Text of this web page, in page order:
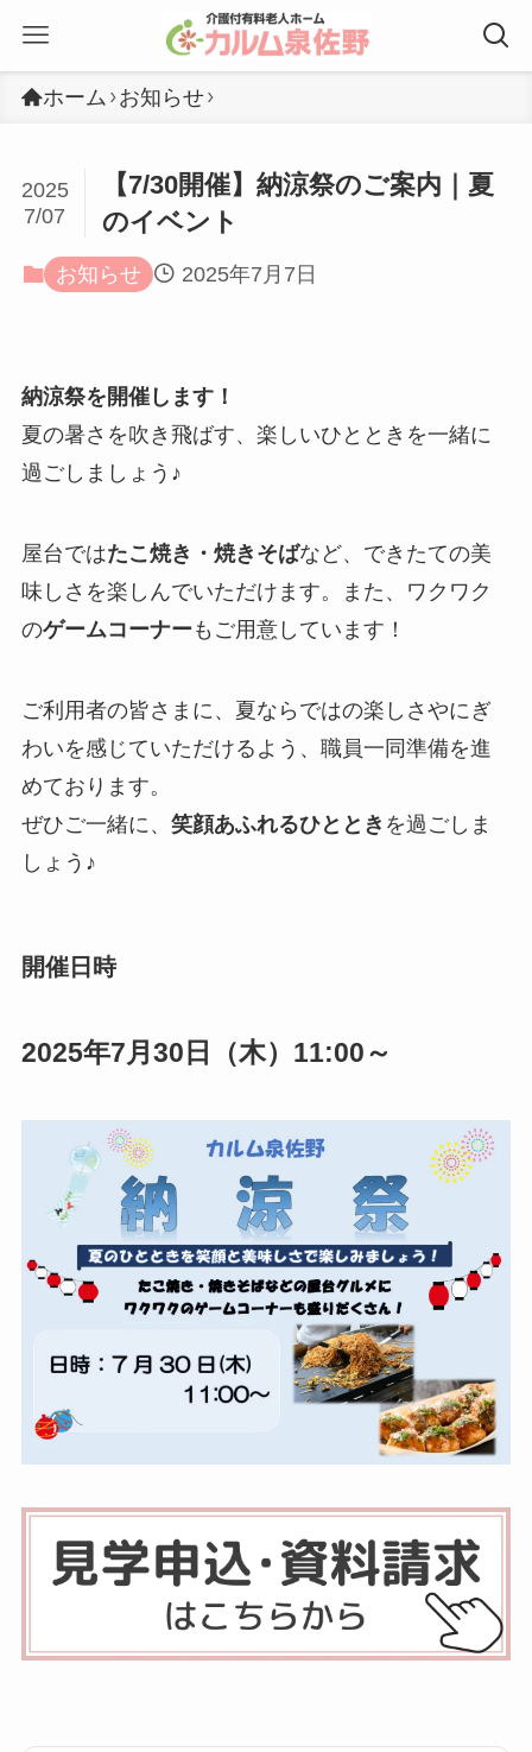
ホーム お知らせ
【7/30開催】納涼祭のご案内｜夏
のイベント
2025
7/07
お知らせ 2025年7月7日
納涼祭を開催します！
夏の暑さを吹き飛ばす、楽しいひとときを一緒に
過ごしましょう♪
屋台ではたこ焼き・焼きそばなど、できたての美
味しさを楽しんでいただけます。また、ワクワク
のゲームコーナーもご用意しています！
ご利用者の皆さまに、夏ならではの楽しさやにぎ
わいを感じていただけるよう、職員一同準備を進
めております。
ぜひご一緒に、 笑顔あふれるひととき を過ごしま
しょう♪
開催日時
2025年7月30日（木）11:00～